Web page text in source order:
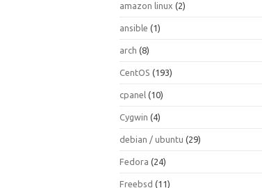
amazon linux (2)
ansible (1)
arch (8)
CentOS (193)
cpanel (10)
Cygwin (4)
debian / ubuntu (29)
Fedora (24)
Freebsd (11)